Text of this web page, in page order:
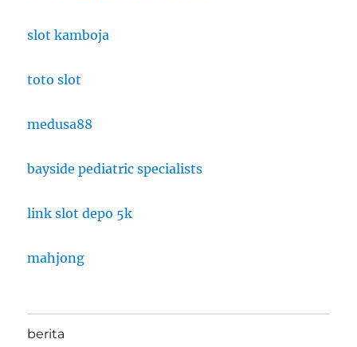
slot kamboja
toto slot
medusa88
bayside pediatric specialists
link slot depo 5k
mahjong
berita